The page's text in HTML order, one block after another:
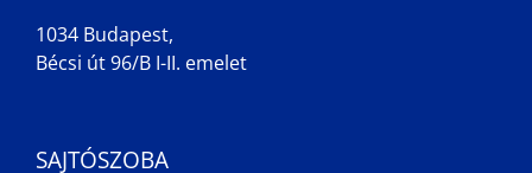
1034 Budapest,
Bécsi út 96/B I-II. emelet
SAJTÓSZOBA